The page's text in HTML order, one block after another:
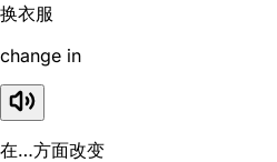
换衣服
change in
在…方面改变